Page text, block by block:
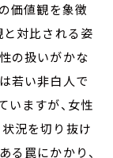
価値観を象徴
と対比される姿
の扱いがかな
若い非白人で
いますが、女性
況を切り抜け
る罠にかかり、